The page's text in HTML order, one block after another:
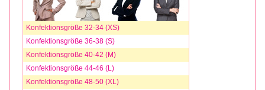
Konfektionsgröße 32-34 (XS)
Konfektionsgröße 36-38 (S)
Konfektionsgröße 40-42 (M)
Konfektionsgröße 44-46 (L)
Konfektionsgröße 48-50 (XL)